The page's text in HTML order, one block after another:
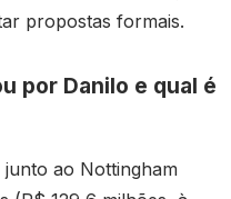
propostas formais.
por Danilo e qual é
ao Nottingham